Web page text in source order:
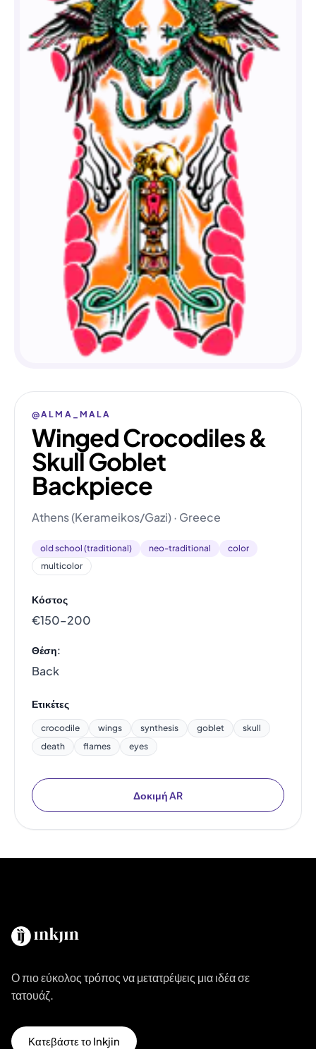
@ALMA_MALA
Winged Crocodiles &
Skull Goblet
Backpiece
Athens (Kerameikos/Gazi) · Greece
old school (traditional) neo-traditional
color
multicolor
Κόστος
€150–200
Θέση:
Back
Ετικέτες
crocodile wings synthesis goblet
skull
death
flames eyes
Δοκιμή AR
Ο πιο εύκολος τρόπος να μετατρέψεις μια ιδέα σε
τατουάζ.
Κατεβάστε το Inkjin